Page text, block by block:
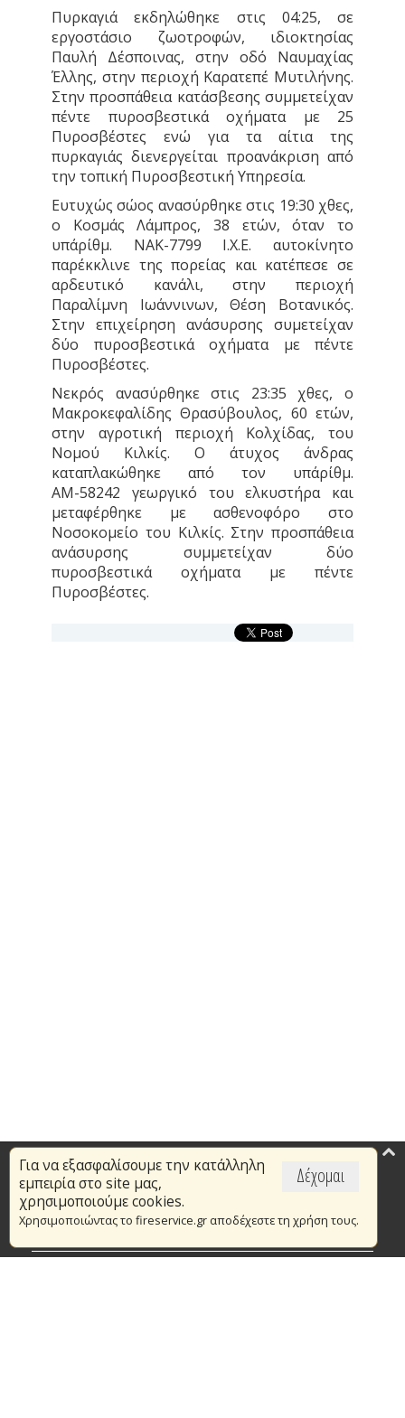
Πυρκαγιά εκδηλώθηκε στις 04:25, σε
εργοστάσιο ζωοτροφών, ιδιοκτησίας
Παυλή Δέσποινας, στην οδό Ναυμαχίας
Έλλης, στην περιοχή Καρατεπέ Μυτιλήνης.
Στην προσπάθεια κατάσβεσης συμμετείχαν
πέντε πυροσβεστικά οχήματα με 25
Πυροσβέστες ενώ για τα αίτια της
πυρκαγιάς διενεργείται προανάκριση από
την τοπική Πυροσβεστική Υπηρεσία.
Ευτυχώς σώος ανασύρθηκε στις 19:30 χθες,
ο Κοσμάς Λάμπρος, 38 ετών, όταν το
υπ΄αρίθμ. ΝΑΚ-7799 Ι.Χ.Ε. αυτοκίνητο
παρέκκλινε της πορείας και κατέπεσε σε
αρδευτικό κανάλι, στην περιοχή
Παραλίμνη Ιωάννινων, Θέση Βοτανικός.
Στην επιχείρηση ανάσυρσης συμετείχαν
δύο πυροσβεστικά οχήματα με πέντε
Πυροσβέστες.
Νεκρός ανασύρθηκε στις 23:35 χθες, ο
Μακροκεφαλίδης Θρασύβουλος, 60 ετών,
στην αγροτική περιοχή Κολχίδας, του
Νομού Κιλκίς. Ο άτυχος άνδρας
καταπλακώθηκε από τον υπ΄αρίθμ.
ΑΜ-58242 γεωργικό του ελκυστήρα και
μεταφέρθηκε με ασθενοφόρο στο
Νοσοκομείο του Κιλκίς. Στην προσπάθεια
ανάσυρσης συμμετείχαν δύο
πυροσβεστικά οχήματα με πέντε
Πυροσβέστες.
Δέχομαι
Για να εξασφαλίσουμε την κατάλληλη
εμπειρία στο site μας,
χρησιμοποιούμε cookies.
Χρησιμοποιώντας το fireservice.gr αποδέχεστε τη χρήση τους.
Επικαιρότητα
Το Πυροσβεστικό Σώμα